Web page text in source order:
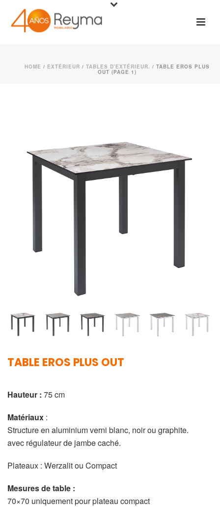
HOME / EXTÉRIEUR / TABLES D'EXTÉRIEUR. / TABLE EROS PLUS
OUT (PAGE 1)
TABLE EROS PLUS OUT
Hauteur : 75 cm
Matériaux :
Structure en aluminium verni blanc, noir ou graphite.
avec régulateur de jambe caché.
Plateaux : Werzalit ou Compact
Mesures de table :
70×70 uniquement pour plateau compact